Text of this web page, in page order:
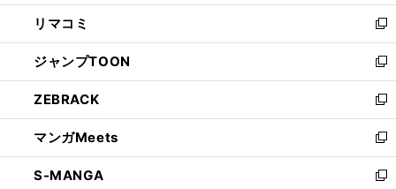
ウ
で
開
く
ン
ド
ウ
で
開
く
ウ
ィ
ン
ド
ウ
で
開
く
し
い
ウ
ィ
ン
ド
ウ
で
開
く
リマコミ
新
し
い
ウ
ィ
ン
ド
ウ
で
ジャンプTOON
新
し
い
ウ
ィ
ン
ド
ZEBRACK
新
し
い
ウ
ィ
マンガMeets
新
し
い
S-MANGA
新